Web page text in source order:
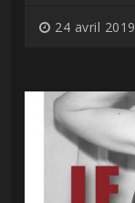
24 avril 2019